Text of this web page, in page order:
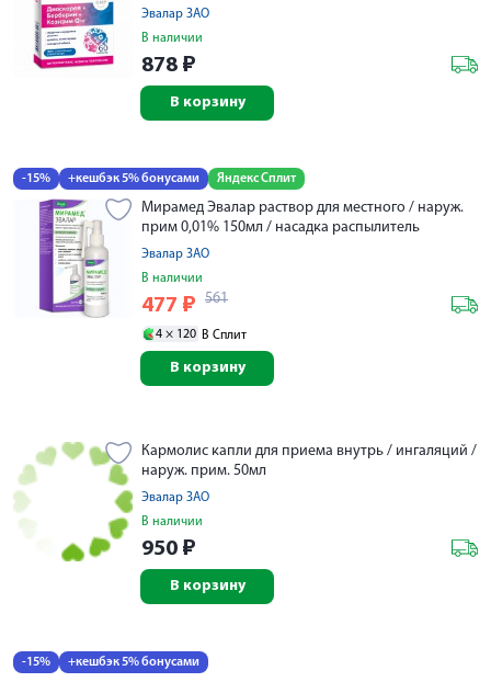
Эвалар ЗАО
В наличии
878 ₽
В корзину
-15% +кешбэк 5% бонусами Яндекс Сплит
Мирамед Эвалар раствор для местного / наруж.
прим 0,01% 150мл / насадка распылитель
Эвалар ЗАО
В наличии
477 ₽ 561
4 × 120 В Сплит
В корзину
Кармолис капли для приема внутрь / ингаляций /
наруж. прим. 50мл
Эвалар ЗАО
В наличии
950 ₽
В корзину
-15% +кешбэк 5% бонусами